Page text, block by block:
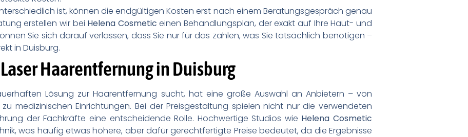
ist, können die endgültigen Kosten erst nach einem Beratungsgespräch genau
erstellen wir bei Helena Cosmetic einen Behandlungsplan, der exakt auf Ihre Haut- und
Sie sich darauf verlassen, dass Sie nur für das zahlen, was Sie tatsächlich benötigen –
in Duisburg.
Haarentfernung in Duisburg
Lösung zur Haarentfernung sucht, hat eine große Auswahl an Anbietern – von
medizinischen Einrichtungen. Bei der Preisgestaltung spielen nicht nur die verwendeten
der Fachkräfte eine entscheidende Rolle. Hochwertige Studios wie Helena Cosmetic
was häufig etwas höhere, aber dafür gerechtfertigte Preise bedeutet, da die Ergebnisse